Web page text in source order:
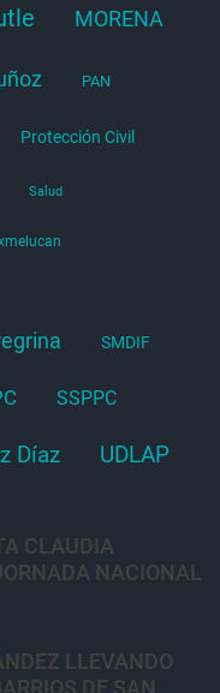
MORENA
PAN
Protección Civil
Salud
SMDIF
SSPPC
Díaz UDLAP
CLAUDIA
NACIONAL
LLEVANDO
DE SAN